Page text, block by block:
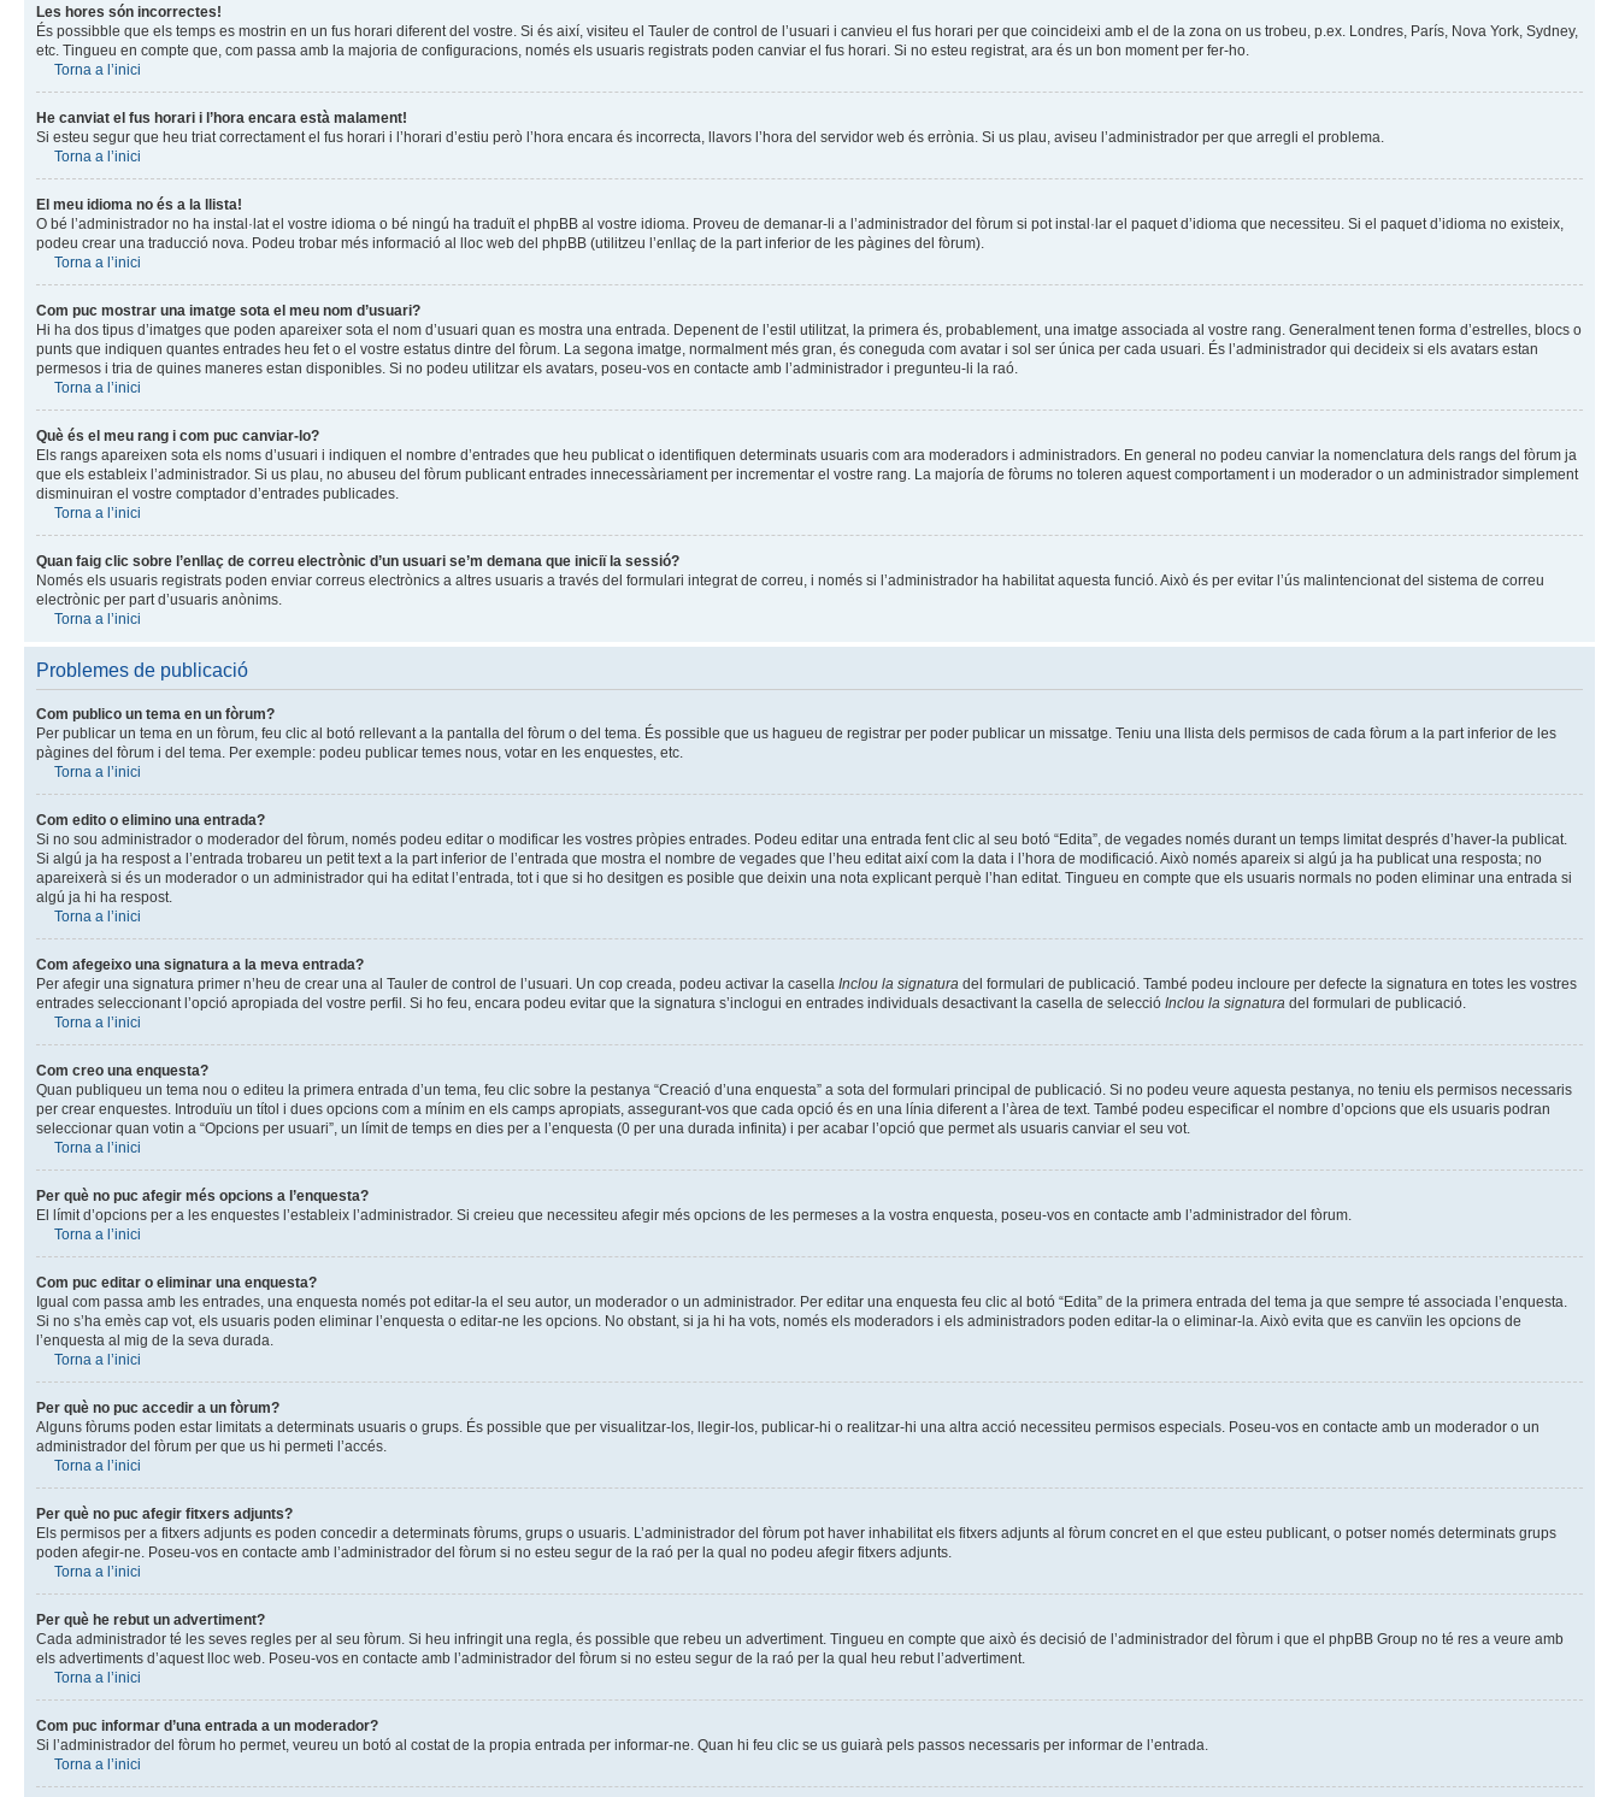
Les hores són incorrectes!
És possibble que els temps es mostrin en un fus horari diferent del vostre. Si és així, visiteu el Tauler de control de l’usuari i canvieu el fus horari per que coincideixi amb el de la zona on us trobeu, p.ex. Londres, París, Nova York, Sydney,
etc. Tingueu en compte que, com passa amb la majoria de configuracions, només els usuaris registrats poden canviar el fus horari. Si no esteu registrat, ara és un bon moment per fer-ho.
Torna a l’inici
He canviat el fus horari i l’hora encara està malament!
Si esteu segur que heu triat correctament el fus horari i l’horari d’estiu però l’hora encara és incorrecta, llavors l’hora del servidor web és errònia. Si us plau, aviseu l’administrador per que arregli el problema.
Torna a l’inici
El meu idioma no és a la llista!
O bé l’administrador no ha instal·lat el vostre idioma o bé ningú ha traduït el phpBB al vostre idioma. Proveu de demanar-li a l’administrador del fòrum si pot instal·lar el paquet d’idioma que necessiteu. Si el paquet d’idioma no existeix,
podeu crear una traducció nova. Podeu trobar més informació al lloc web del phpBB (utilitzeu l’enllaç de la part inferior de les pàgines del fòrum).
Torna a l’inici
Com puc mostrar una imatge sota el meu nom d’usuari?
Hi ha dos tipus d’imatges que poden apareixer sota el nom d’usuari quan es mostra una entrada. Depenent de l’estil utilitzat, la primera és, probablement, una imatge associada al vostre rang. Generalment tenen forma d’estrelles, blocs o
punts que indiquen quantes entrades heu fet o el vostre estatus dintre del fòrum. La segona imatge, normalment més gran, és coneguda com avatar i sol ser única per cada usuari. És l’administrador qui decideix si els avatars estan
permesos i tria de quines maneres estan disponibles. Si no podeu utilitzar els avatars, poseu-vos en contacte amb l’administrador i pregunteu-li la raó.
Torna a l’inici
Què és el meu rang i com puc canviar-lo?
Els rangs apareixen sota els noms d’usuari i indiquen el nombre d’entrades que heu publicat o identifiquen determinats usuaris com ara moderadors i administradors. En general no podeu canviar la nomenclatura dels rangs del fòrum ja
que els estableix l’administrador. Si us plau, no abuseu del fòrum publicant entrades innecessàriament per incrementar el vostre rang. La majoría de fòrums no toleren aquest comportament i un moderador o un administrador simplement
disminuiran el vostre comptador d’entrades publicades.
Torna a l’inici
Quan faig clic sobre l’enllaç de correu electrònic d’un usuari se’m demana que iniciï la sessió?
Només els usuaris registrats poden enviar correus electrònics a altres usuaris a través del formulari integrat de correu, i només si l’administrador ha habilitat aquesta funció. Això és per evitar l’ús malintencionat del sistema de correu
electrònic per part d’usuaris anònims.
Torna a l’inici
Problemes de publicació
Com publico un tema en un fòrum?
Per publicar un tema en un fòrum, feu clic al botó rellevant a la pantalla del fòrum o del tema. És possible que us hagueu de registrar per poder publicar un missatge. Teniu una llista dels permisos de cada fòrum a la part inferior de les
pàgines del fòrum i del tema. Per exemple: podeu publicar temes nous, votar en les enquestes, etc.
Torna a l’inici
Com edito o elimino una entrada?
Si no sou administrador o moderador del fòrum, només podeu editar o modificar les vostres pròpies entrades. Podeu editar una entrada fent clic al seu botó “Edita”, de vegades només durant un temps limitat després d’haver-la publicat.
Si algú ja ha respost a l’entrada trobareu un petit text a la part inferior de l’entrada que mostra el nombre de vegades que l’heu editat així com la data i l’hora de modificació. Això només apareix si algú ja ha publicat una resposta; no
apareixerà si és un moderador o un administrador qui ha editat l’entrada, tot i que si ho desitgen es posible que deixin una nota explicant perquè l’han editat. Tingueu en compte que els usuaris normals no poden eliminar una entrada si
algú ja hi ha respost.
Torna a l’inici
Com afegeixo una signatura a la meva entrada?
Per afegir una signatura primer n’heu de crear una al Tauler de control de l’usuari. Un cop creada, podeu activar la casella Inclou la signatura del formulari de publicació. També podeu incloure per defecte la signatura en totes les vostres
entrades seleccionant l’opció apropiada del vostre perfil. Si ho feu, encara podeu evitar que la signatura s’inclogui en entrades individuals desactivant la casella de selecció Inclou la signatura del formulari de publicació.
Torna a l’inici
Com creo una enquesta?
Quan publiqueu un tema nou o editeu la primera entrada d’un tema, feu clic sobre la pestanya “Creació d’una enquesta” a sota del formulari principal de publicació. Si no podeu veure aquesta pestanya, no teniu els permisos necessaris
per crear enquestes. Introduïu un títol i dues opcions com a mínim en els camps apropiats, assegurant-vos que cada opció és en una línia diferent a l’àrea de text. També podeu especificar el nombre d’opcions que els usuaris podran
seleccionar quan votin a “Opcions per usuari”, un límit de temps en dies per a l’enquesta (0 per una durada infinita) i per acabar l’opció que permet als usuaris canviar el seu vot.
Torna a l’inici
Per què no puc afegir més opcions a l’enquesta?
El límit d’opcions per a les enquestes l’estableix l’administrador. Si creieu que necessiteu afegir més opcions de les permeses a la vostra enquesta, poseu-vos en contacte amb l’administrador del fòrum.
Torna a l’inici
Com puc editar o eliminar una enquesta?
Igual com passa amb les entrades, una enquesta només pot editar-la el seu autor, un moderador o un administrador. Per editar una enquesta feu clic al botó “Edita” de la primera entrada del tema ja que sempre té associada l’enquesta.
Si no s’ha emès cap vot, els usuaris poden eliminar l’enquesta o editar-ne les opcions. No obstant, si ja hi ha vots, només els moderadors i els administradors poden editar-la o eliminar-la. Això evita que es canvïin les opcions de
l’enquesta al mig de la seva durada.
Torna a l’inici
Per què no puc accedir a un fòrum?
Alguns fòrums poden estar limitats a determinats usuaris o grups. És possible que per visualitzar-los, llegir-los, publicar-hi o realitzar-hi una altra acció necessiteu permisos especials. Poseu-vos en contacte amb un moderador o un
administrador del fòrum per que us hi permeti l’accés.
Torna a l’inici
Per què no puc afegir fitxers adjunts?
Els permisos per a fitxers adjunts es poden concedir a determinats fòrums, grups o usuaris. L’administrador del fòrum pot haver inhabilitat els fitxers adjunts al fòrum concret en el que esteu publicant, o potser només determinats grups
poden afegir-ne. Poseu-vos en contacte amb l’administrador del fòrum si no esteu segur de la raó per la qual no podeu afegir fitxers adjunts.
Torna a l’inici
Per què he rebut un advertiment?
Cada administrador té les seves regles per al seu fòrum. Si heu infringit una regla, és possible que rebeu un advertiment. Tingueu en compte que això és decisió de l’administrador del fòrum i que el phpBB Group no té res a veure amb
els advertiments d’aquest lloc web. Poseu-vos en contacte amb l’administrador del fòrum si no esteu segur de la raó per la qual heu rebut l’advertiment.
Torna a l’inici
Com puc informar d’una entrada a un moderador?
Si l’administrador del fòrum ho permet, veureu un botó al costat de la propia entrada per informar-ne. Quan hi feu clic se us guiarà pels passos necessaris per informar de l’entrada.
Torna a l’inici